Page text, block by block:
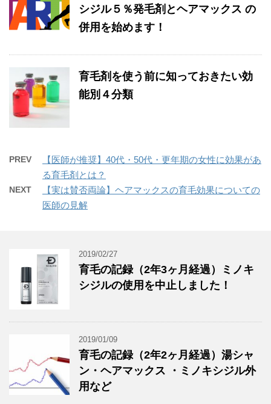
シジル５％発毛剤とヘアマックス の
併用を始めます！
育毛剤を使う前に知っておきたい効
能別４分類
PREV
【医師が推奨】40代・50代・更年期の女性に効果があ
る育毛剤とは？
NEXT
【実は賛否両論】ヘアマックスの育毛効果についての
医師の見解
2019/02/27
育毛の記録（2年3ヶ月経過）ミノキ
シジルの使用を中止しました！
2019/01/09
育毛の記録（2年2ヶ月経過）湯シャ
ン・ヘアマックス ・ミノキシジル外
用など